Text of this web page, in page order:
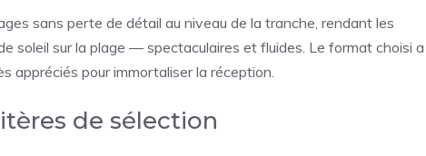
sans perte de détail au niveau de la tranche, rendant les
soleil sur la plage — spectaculaires et fluides. Le format choisi a
appréciés pour immortaliser la réception.
de sélection